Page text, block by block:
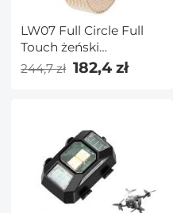
LW07 Full Circle Full
Touch żeński
inteligentny zegarek
Android IOS Gold
244,7 zł 182,4 zł